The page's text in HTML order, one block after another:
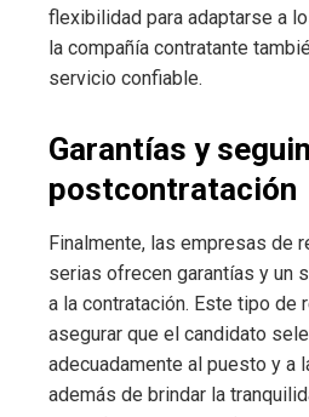
flexibilidad para adaptarse a
la compañía contratante
servicio confiable.
Garantías y
postcontratación
Finalmente, las empresas de
serias ofrecen garantías y un
a la contratación. Este tipo de
asegurar que el candidato
adecuadamente al puesto y a
además de brindar la